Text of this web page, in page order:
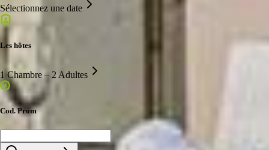
Sélectionnez une date
Les hôtes
1 Chambre – 2 Adultes
Cod. Prom